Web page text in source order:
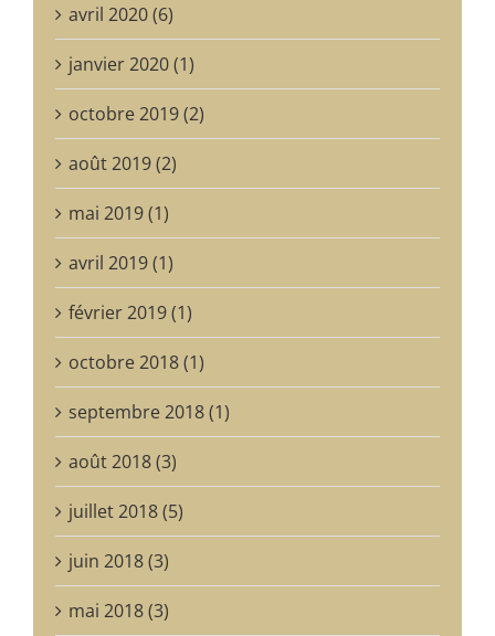
avril 2020 (6)
janvier 2020 (1)
octobre 2019 (2)
août 2019 (2)
mai 2019 (1)
avril 2019 (1)
février 2019 (1)
octobre 2018 (1)
septembre 2018 (1)
août 2018 (3)
juillet 2018 (5)
juin 2018 (3)
mai 2018 (3)